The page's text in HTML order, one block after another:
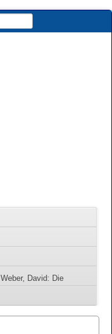
Weber, David: Die